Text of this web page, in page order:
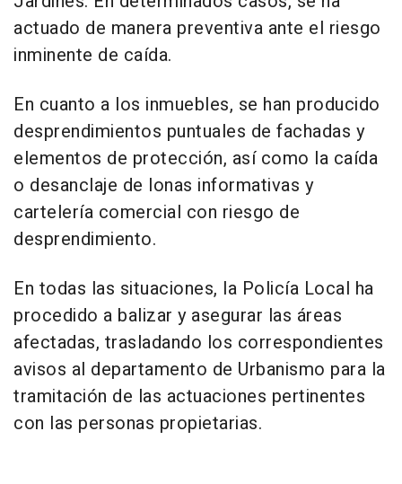
actuado de manera preventiva ante el riesgo
inminente de caída.
En cuanto a los inmuebles, se han producido
desprendimientos puntuales de fachadas y
elementos de protección, así como la caída
o desanclaje de lonas informativas y
cartelería comercial con riesgo de
desprendimiento.
En todas las situaciones, la Policía Local ha
procedido a balizar y asegurar las áreas
afectadas, trasladando los correspondientes
avisos al departamento de Urbanismo para la
tramitación de las actuaciones pertinentes
con las personas propietarias.